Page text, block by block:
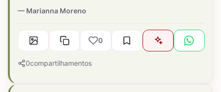
Marianna Moreno
0
0compartilhamentos